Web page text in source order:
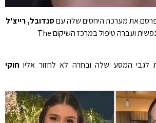
את מערכת היחסים שלה עםסנדובל, רייצ'ל
העדיפה את בריאותה הנפשית ועברה טיפול במרכז השיקום The
לגבי המסע שלה ובחרה לא לחזור אליו חוקי